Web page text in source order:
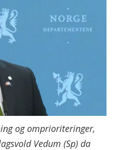
og omprioriteringer,
Vedum (Sp) da